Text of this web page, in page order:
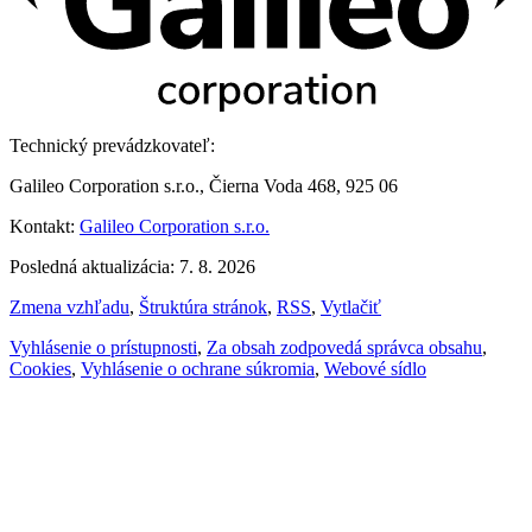
Technický prevádzkovateľ:
Galileo Corporation s.r.o., Čierna Voda 468, 925 06
Kontakt: Galileo Corporation s.r.o.
Posledná aktualizácia: 7. 8. 2026
Zmena vzhľadu, Štruktúra stránok, RSS, Vytlačiť
Vyhlásenie o prístupnosti, Za obsah zodpovedá správca obsahu,
Cookies, Vyhlásenie o ochrane súkromia, Webové sídlo